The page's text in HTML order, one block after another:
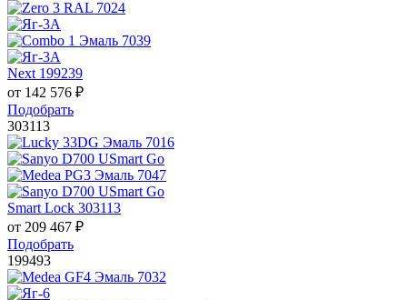
Next 199239
от 142 576 ₽
Подобрать
303113
Smart Lock 303113
от 209 467 ₽
Подобрать
199493